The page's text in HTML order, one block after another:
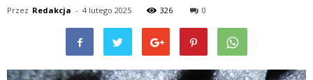
Przez Redakcja - 4 lutego 2025 326 0